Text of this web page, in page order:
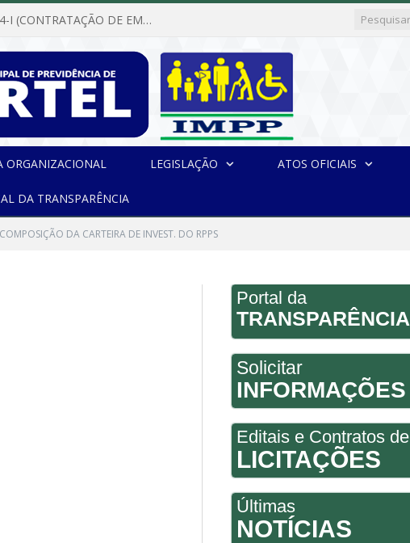
Dispensa de Licitação Nº 7/2026-300404-I (CONTRATAÇÃO DE EMPRESA PARA MANUTENÇÃO E REPARAÇÃO DE APARELHOS DE AR CONDICIONADO, EM ATENDIMENTO ÀS NECESSIDADES DO INSTITUTO DE PREVIDÊNCIA MUNICIPAL DE PORTEL/PA)
ORGANIZACIONAL LEGISLAÇÃO ATOS OFICIAIS
DA TRANSPARÊNCIA
DA CARTEIRA DE INVEST. DO RPPS
Portal da
TRANSPARÊNCIA
Solicitar
INFORMAÇÕES
Editais e Contratos de
LICITAÇÕES
Últimas
NOTÍCIAS